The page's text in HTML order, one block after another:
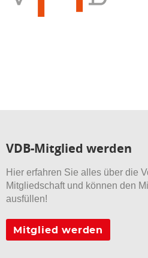
VDB-Mitglied werden
Hier erfahren Sie alles über die
Mitgliedschaft und können den
ausfüllen!
Mitglied werden